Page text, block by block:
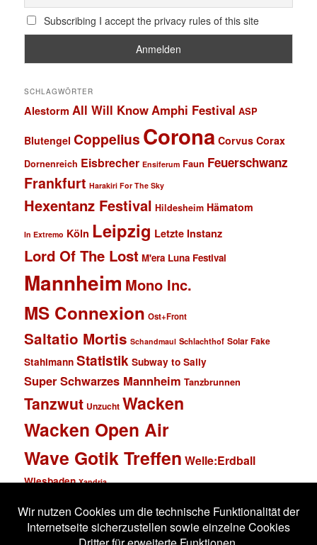
Subscribing I accept the privacy rules of this site
SCHLAGWÖRTER
Alestorm All Will KnowAmphi Festival ASP
Blutengel Coppelius Corona Corvus Corax
Dornenreich Eisbrecher Ensiferum Faun Feuerschwanz
Frankfurt Harakiri For The Sky
Hexentanz Festival Hildesheim Hämatom
In Extremo Köln Leipzig Letzte Instanz
Lord Of The Lost M'era Luna Festival
Mannheim Mono Inc.
MS Connexion Ost+Front
Saltatio Mortis Schandmaul Schlachthof Solar Fake
Stahlmann Statistik Subway to Sally
Super Schwarzes Mannheim Tanzbrunnen
Tanzwut Unzucht Wacken
Wacken Open Air
Wave Gotik Treffen Welle:Erdball
Wiesbaden Xandria
Impressum